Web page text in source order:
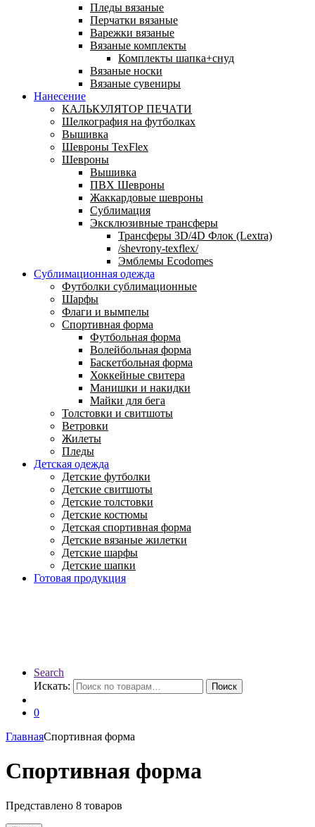
Пледы вязаные
Перчатки вязаные
Варежки вязаные
Вязаные комплекты
Комплекты шапка+снуд
Вязаные носки
Вязаные сувениры
Нанесение
КАЛЬКУЛЯТОР ПЕЧАТИ
Шелкография на футболках
Вышивка
Шевроны TexFlex
Шевроны
Вышивка
ПВХ Шевроны
Жаккардовые шевроны
Сублимация
Эксклюзивные трансферы
Трансферы 3D/4D Флок (Lextra)
/shevrony-texflex/
Эмблемы Ecodomes
Сублимационная одежда
Футболки сублимационные
Шарфы
Флаги и вымпелы
Спортивная форма
Футбольная форма
Волейбольная форма
Баскетбольная форма
Хоккейные свитера
Манишки и накидки
Майки для бега
Толстовки и свитшоты
Ветровки
Жилеты
Пледы
Детская одежда
Детские футболки
Детские свитшоты
Детские толстовки
Детские костюмы
Детская спортивная форма
Детские вязаные жилетки
Детские шарфы
Детские шапки
Готовая продукция
Search
Искать:
Поиск
0
ГлавнаяСпортивная форма
Спортивная форма
Представлено 8 товаров